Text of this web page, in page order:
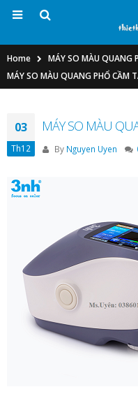
Home
MÁY SO MÀU QUANG
MÁY SO MÀU QUANG PHỔ CẦM
03
Th12
MÁY SO MÀU
By Nguyen Uyen